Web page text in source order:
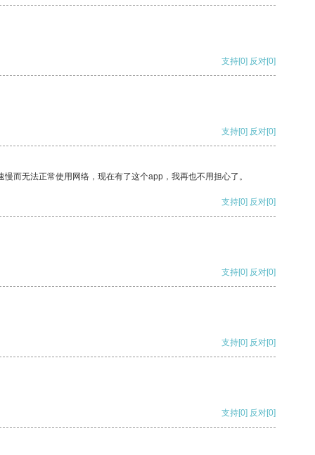
支持[0] 反对[0]
支持[0] 反对[0]
而无法正常使用网络，现在有了这个app，我再也不用担心了。
支持[0] 反对[0]
支持[0] 反对[0]
支持[0] 反对[0]
支持[0] 反对[0]